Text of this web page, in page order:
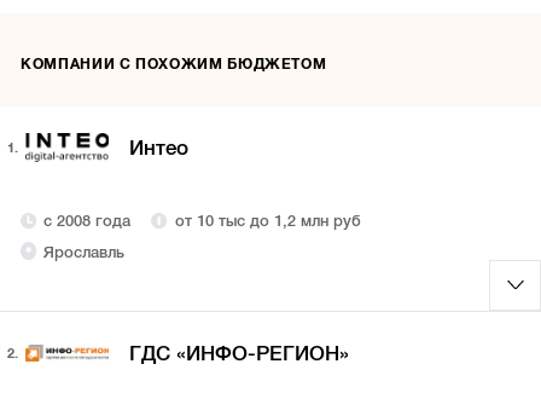
КОМПАНИИ С ПОХОЖИМ БЮДЖЕТОМ
1. Интео
с 2008 года
от 10 тыс до 1,2 млн руб
Ярославль
2. ГДС «ИНФО-РЕГИОН»